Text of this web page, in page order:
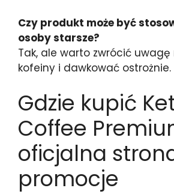
Czy produkt może być
osoby starsze?
Tak, ale warto zwrócić
kofeiny i dawkować ostrożnie.
Gdzie kupić
Coffee
oficjalna
promocje